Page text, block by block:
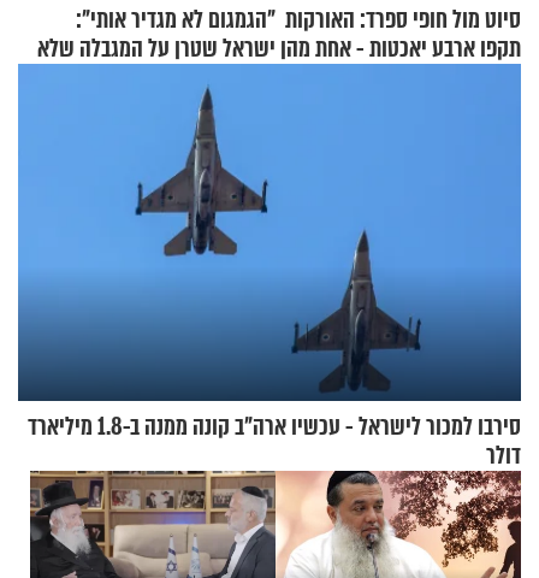
סיוט מול חופי ספרד: האורקות
תקפו ארבע יאכטות - אחת מהן
"הגמגום לא מגדיר אותי":
ישראל שטרן על המגבלה שלא
עוצרת אותו
סירבו למכור לישראל - עכשיו ארה"ב קונה ממנה ב-1.8 מיליארד
דולר